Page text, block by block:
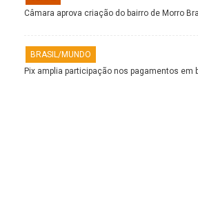
Câmara aprova criação do bairro de Morro
BRASIL/MUNDO
Pix amplia participação nos pagamentos em